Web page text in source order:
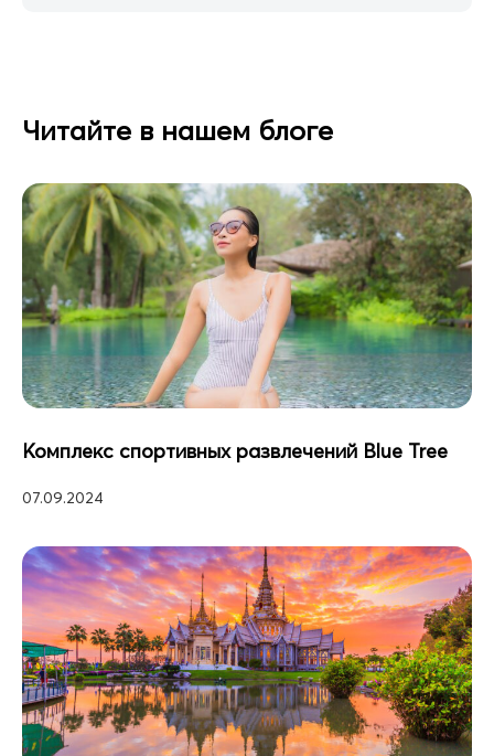
Читайте в нашем блоге
Комплекс спортивных развлечений Blue Tree
07.09.2024